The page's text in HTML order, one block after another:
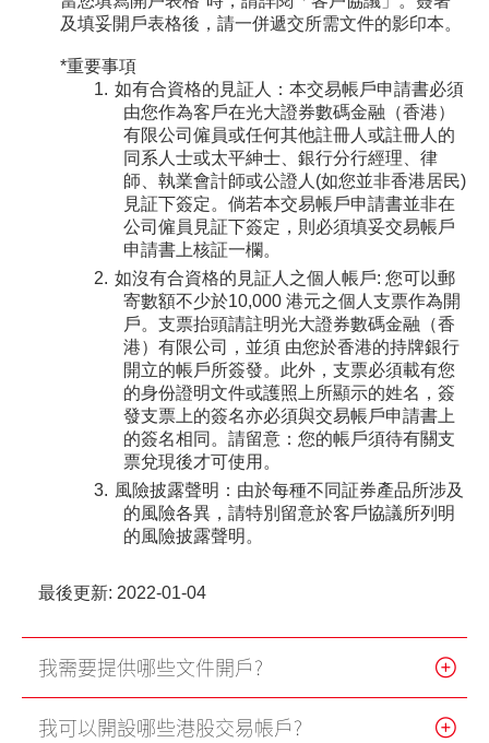
「股票期權寶」
「港股易」(簡體版)
光證財富高 用户指南
港股網上交易平台
流動股票期權交易
雙重認證機制（2FA）
及填妥開戶表格後，請一併遞交所需文件的影印本。
*重要事項
如有合資格的見証人：本交易帳戶申請書必須
由您作為客戶在光大證券數碼金融（香港）
有限公司僱員或任何其他註冊人或註冊人的
同系人士或太平紳士、銀行分行經理、律
師、執業會計師或公證人(如您並非香港居民)
見証下簽定。倘若本交易帳戶申請書並非在
公司僱員見証下簽定，則必須填妥交易帳戶
申請書上核証一欄。
如沒有合資格的見証人之個人帳戶: 您可以郵
寄數額不少於10,000 港元之個人支票作為開
戶。支票抬頭請註明光大證券數碼金融（香
港）有限公司，並須 由您於香港的持牌銀行
開立的帳戶所簽發。此外，支票必須載有您
的身份證明文件或護照上所顯示的姓名，簽
發支票上的簽名亦必須與交易帳戶申請書上
的簽名相同。請留意：您的帳戶須待有關支
票兌現後才可使用。
風險披露聲明：由於每種不同証券產品所涉及
的風險各異，請特別留意於客戶協議所列明
的風險披露聲明。
最後更新: 2022-01-04
我需要提供哪些文件開戶?
我可以開設哪些港股交易帳戶?